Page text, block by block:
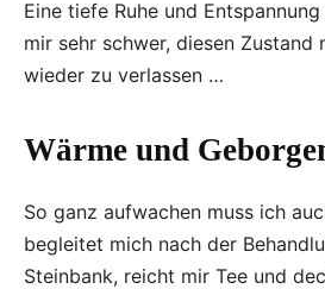
Eine tiefe Ruhe und
mir sehr schwer, diesen Zustand
wieder zu verlassen …
Wärme und
So ganz aufwachen muss ich
begleitet mich nach der
Steinbank, reicht mir Tee und